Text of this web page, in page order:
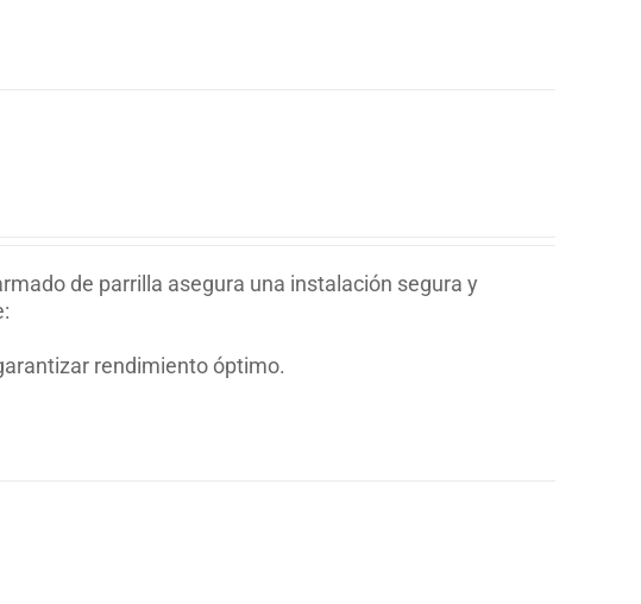
de parrilla asegura una instalación segura y
rendimiento óptimo.